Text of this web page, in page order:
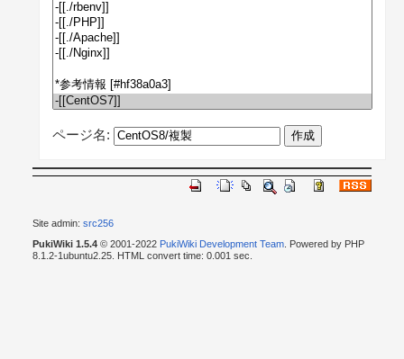
ページ名:
Site admin: src256
PukiWiki 1.5.4© 2001-2022 PukiWiki Development Team. Powered by PHP
8.1.2-1ubuntu2.25. HTML convert time: 0.001 sec.